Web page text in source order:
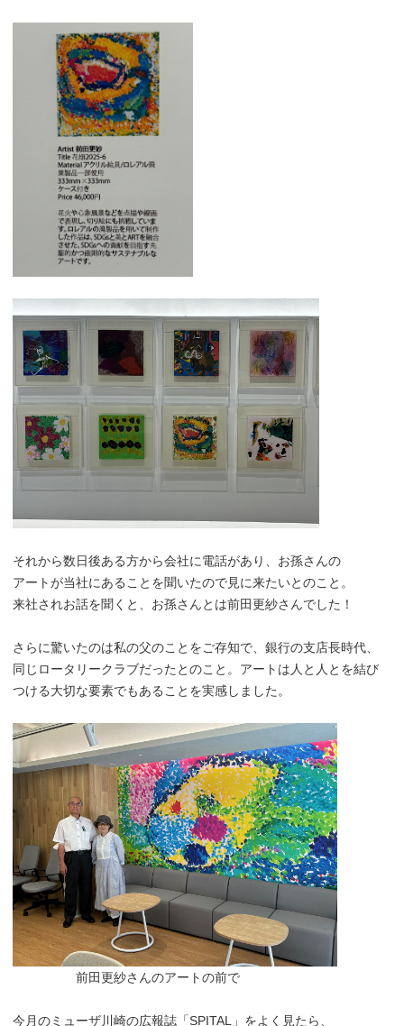
それから数日後ある方から会社に電話があり、お孫さんの
アートが当社にあることを聞いたので見に来たいとのこと。
来社されお話を聞くと、お孫さんとは前田更紗さんでした！
さらに驚いたのは私の父のことをご存知で、銀行の支店長時代、
同じロータリークラブだったとのこと。アートは人と人とを結び
つける大切な要素でもあることを実感しました。
前田更紗さんのアートの前で
今月のミューザ川崎の広報誌「SPITAL」をよく見たら、